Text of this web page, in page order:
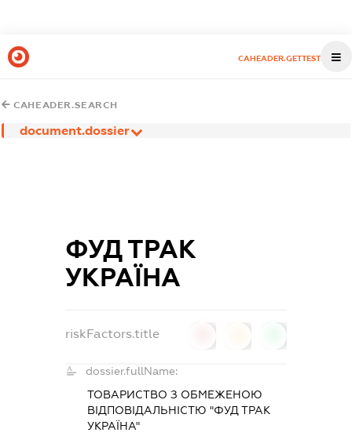
CAHEADER.GETTEST
CAHEADER.SEARCH
document.dossier
ФУД ТРАК
УКРАЇНА
riskFactors.title
dossier.fullName:
ТОВАРИСТВО З ОБМЕЖЕНОЮ
ВІДПОВІДАЛЬНІСТЮ "ФУД ТРАК
УКРАЇНА"